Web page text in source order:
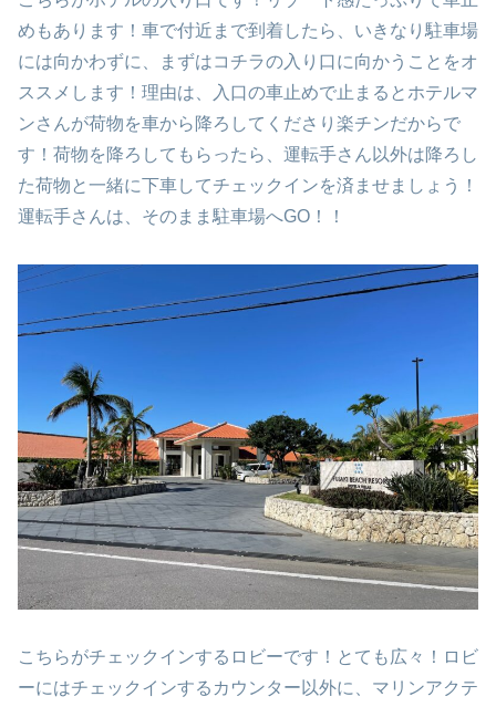
めもあります！車で付近まで到着したら、いきなり駐車場
には向かわずに、まずはコチラの入り口に向かうことをオ
ススメします！理由は、入口の車止めで止まるとホテルマ
ンさんが荷物を車から降ろしてくださり楽チンだからで
す！荷物を降ろしてもらったら、運転手さん以外は降ろし
た荷物と一緒に下車してチェックインを済ませましょう！
運転手さんは、そのまま駐車場へGO！！
こちらがチェックインするロビーです！とても広々！ロビ
ーにはチェックインするカウンター以外に、マリンアクテ